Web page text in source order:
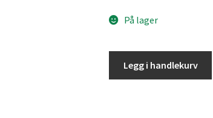
På lager
Legg i handlekurv